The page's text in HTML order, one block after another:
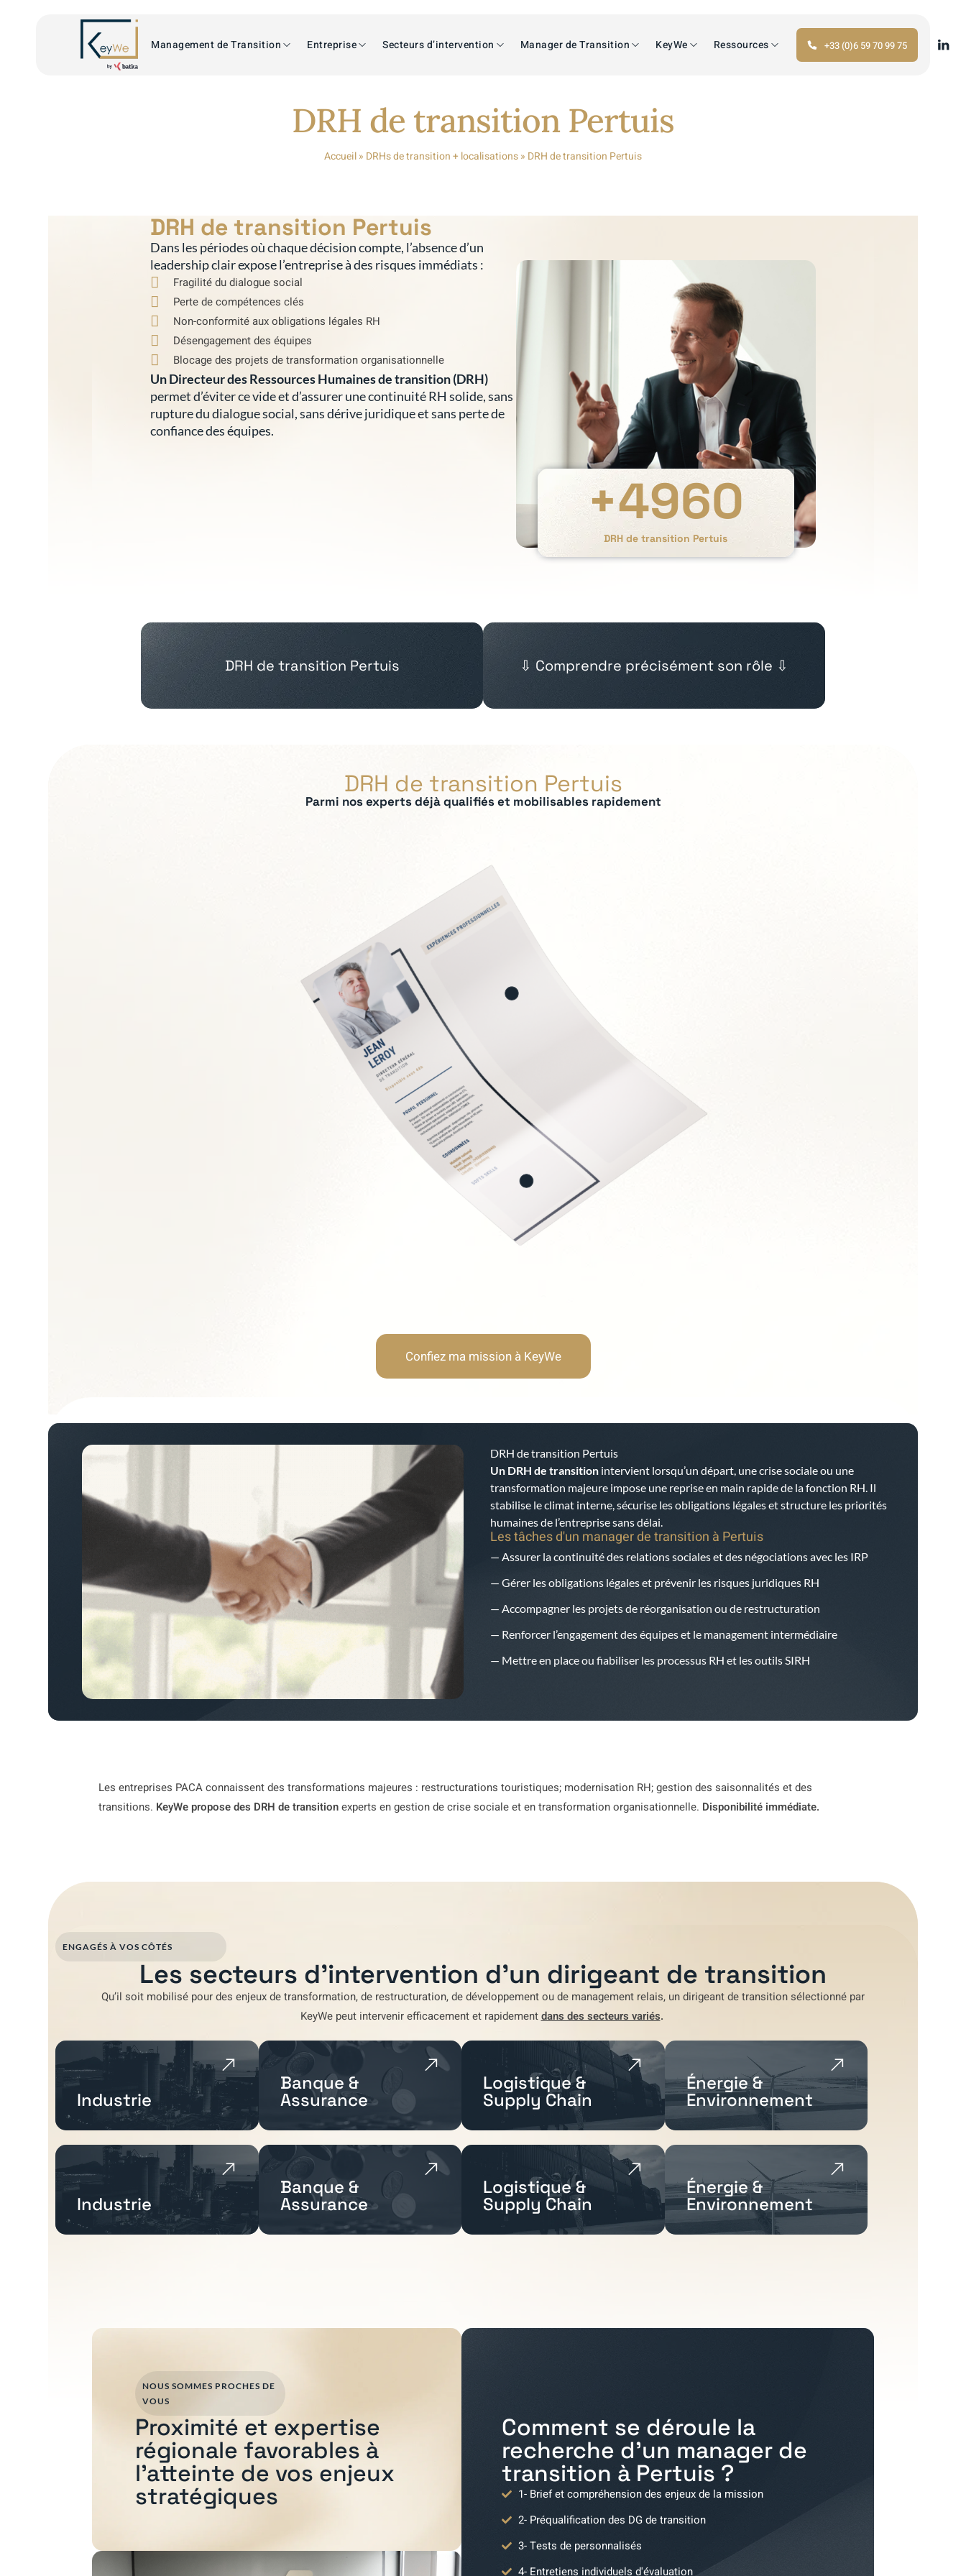
Management de Transition Entreprise Secteurs d’intervention Manager de Transition KeyWe Ressources +33 (0)6 59 70 99 75
DRH de transition Pertuis
Accueil» DRHs de transition + localisations» DRH de transition Pertuis
DRH de transition Pertuis
Dans les périodes où chaque décision compte, l’absence d’un
leadership clair expose l’entreprise à des risques immédiats :
Fragilité du dialogue social
Perte de compétences clés
Non-conformité aux obligations légales RH
Désengagement des équipes
Blocage des projets de transformation organisationnelle
Un Directeur des Ressources Humaines de transition (DRH)
permet d’éviter ce vide et d’assurer une continuité RH solide, sans
rupture du dialogue social, sans dérive juridique et sans perte de
confiance des équipes.
DRH de transition Pertuis
+4960
DRH de transition Pertuis ⇩ Comprendre précisément son rôle ⇩
DRH de transition Pertuis
Parmi nos experts déjà qualifiés et mobilisables rapidement
Soft Skills recherchées :
Écoute et intelligence relationnelle
Fermeté et équité
Gestion des tensions et médiation
Discrétion et confidentialité
Relations sociales et IRP
Droit du travail et conformité RH
Gestion des talents et recrutement
Transformation organisationnelle
Restructuration et PSE
Confiez ma mission à KeyWe
DRH de transition Pertuis
Un DRH de transition intervient lorsqu’un départ, une crise sociale ou une
transformation majeure impose une reprise en main rapide de la fonction RH. Il
stabilise le climat interne, sécurise les obligations légales et structure les priorités
humaines de l’entreprise sans délai.
Les tâches d'un manager de transition à Pertuis
— Assurer la continuité des relations sociales et des négociations avec les IRP
— Gérer les obligations légales et prévenir les risques juridiques RH
— Accompagner les projets de réorganisation ou de restructuration
— Renforcer l’engagement des équipes et le management intermédiaire
— Mettre en place ou fiabiliser les processus RH et les outils SIRH
Les entreprises PACA connaissent des transformations majeures : restructurations touristiques; modernisation RH; gestion des saisonnalités et des
transitions. KeyWe propose des DRH de transitionexperts en gestion de crise sociale et en transformation organisationnelle. Disponibilité immédiate.
ENGAGÉS À VOS CÔTÉS
Les secteurs d'intervention d'un dirigeant de transition
Qu’il soit mobilisé pourdes enjeux de transformation,de restructuration,de développementou de management relais, un dirigeant de transition sélectionné par
KeyWepeut intervenir efficacement et rapidementdans des secteurs variés.
Industrie
Banque &
Assurance
Logistique &
Supply Chain
Énergie &
Environnement
Industrie
Banque &
Assurance
Logistique &
Supply Chain
Énergie &
Environnement
Comment se déroule la
recherche d'un manager de
transition à Pertuis ?
1- Brief et compréhension des enjeux de la mission
2- Préqualification des DG de transition
3- Tests de personnalisés
4- Entretiens individuels d'évaluation
NOUS SOMMES PROCHES DE
VOUS
Proximité et expertise
régionale favorables à
l'atteinte de vos enjeux
stratégiques